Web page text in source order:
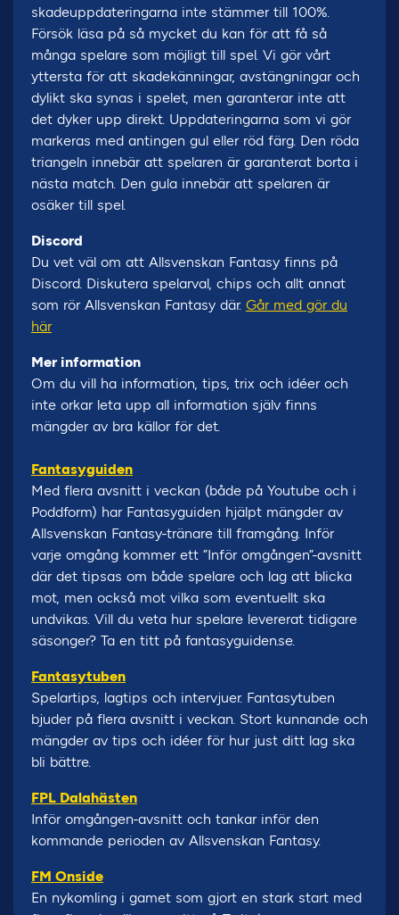
skadeuppdateringarna inte stämmer till 100%.
Försök läsa på så mycket du kan för att få så
många spelare som möjligt till spel. Vi gör vårt
yttersta för att skadekänningar, avstängningar och
dylikt ska synas i spelet, men garanterar inte att
det dyker upp direkt. Uppdateringarna som vi gör
markeras med antingen gul eller röd färg. Den röda
triangeln innebär att spelaren är garanterat borta i
nästa match. Den gula innebär att spelaren är
osäker till spel.
Discord
Du vet väl om att Allsvenskan Fantasy finns på
Discord. Diskutera spelarval, chips och allt annat
som rör Allsvenskan Fantasy där. Går med gör du
här
Mer information
Om du vill ha information, tips, trix och idéer och
inte orkar leta upp all information själv finns
mängder av bra källor för det.
Fantasyguiden
Med flera avsnitt i veckan (både på Youtube och i
Poddform) har Fantasyguiden hjälpt mängder av
Allsvenskan Fantasy-tränare till framgång. Inför
varje omgång kommer ett ”Inför omgången”-avsnitt
där det tipsas om både spelare och lag att blicka
mot, men också mot vilka som eventuellt ska
undvikas. Vill du veta hur spelare levererat tidigare
säsonger? Ta en titt på fantasyguiden.se.
Fantasytuben
Spelartips, lagtips och intervjuer. Fantasytuben
bjuder på flera avsnitt i veckan. Stort kunnande och
mängder av tips och idéer för hur just ditt lag ska
bli bättre.
FPL Dalahästen
Inför omgången-avsnitt och tankar inför den
kommande perioden av Allsvenskan Fantasy.
FM Onside
En nykomling i gamet som gjort en stark start med